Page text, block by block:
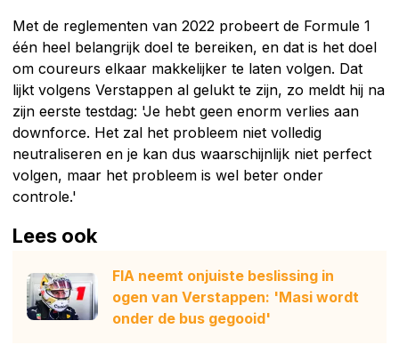
Met de reglementen van 2022 probeert de Formule 1
één heel belangrijk doel te bereiken, en dat is het doel
om coureurs elkaar makkelijker te laten volgen. Dat
lijkt volgens Verstappen al gelukt te zijn, zo meldt hij na
zijn eerste testdag: 'Je hebt geen enorm verlies aan
downforce. Het zal het probleem niet volledig
neutraliseren en je kan dus waarschijnlijk niet perfect
volgen, maar het probleem is wel beter onder
controle.'
Lees ook
FIA neemt onjuiste beslissing in
ogen van Verstappen: 'Masi wordt
onder de bus gegooid'